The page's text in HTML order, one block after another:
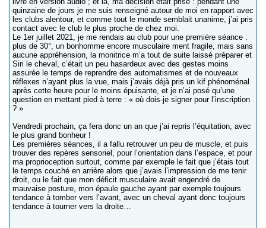
quinzaine de jours je me suis renseigné autour de moi en rapport avec
les clubs alentour, et comme tout le monde semblait unanime, j’ai pris
contact avec le club le plus proche de chez moi.
Le 1er juillet 2021, je me rendais au club pour une première séance :
plus de 30°, un bonhomme encore musculaire ment fragile, mais sans
aucune appréhension, la monitrice m’a tout de suite laissé préparer et
Siri le cheval, c’était un peu hasardeux avec des gestes moins
assurée le temps de reprendre des automatismes et de nouveaux
réflexes n’ayant plus la vue, mais j’avais déjà pris un kif phénoménal
après cette heure pour le moins épuisante, et je n’ai posé qu’une
question en mettant pied à terre : « où dois-je signer pour l’inscription
? »
Vendredi prochain, ça fera donc un an que j’ai repris l’équitation, avec
le plus grand bonheur !
Les premières séances, il a fallu retrouver un peu de muscle, et puis
trouver des repères sensoriel, pour l’orientation dans l’espace, et pour
ma proprioception surtout, comme par exemple le fait que j’étais tout
le temps couché en arrière alors que j’avais l’impression de me tenir
droit, ou le fait que mon déficit musculaire avait engendré de
mauvaise posture, mon épaule gauche ayant par exemple toujours
tendance à tomber vers l’avant, avec un cheval ayant donc toujours
tendance à tourner vers la droite…